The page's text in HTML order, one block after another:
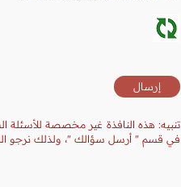
تنبيه: هذه النافذة غير مخصصة للأسئلة
في قسم " أرسل سؤالك "، ولذلك نرجو